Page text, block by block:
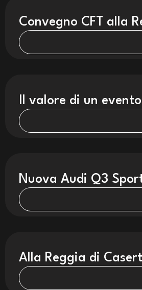
Convegno CFT alla
Il valore di un evento
Nuova Audi Q3
Alla Reggia di